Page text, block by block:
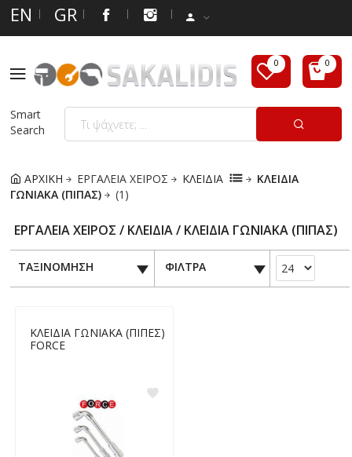
EN GR
Smart
Search
ΑΡΧΙΚΗ ΕΡΓΑΛΕΙΑ ΧΕΙΡΟΣ ΚΛΕΙΔΙΑ
ΚΛΕΙΔΙΑ
ΓΩΝΙΑΚΑ (ΠΙΠΑΣ)
(1)
ΕΡΓΑΛΕΙΑ ΧΕΙΡΟΣ / ΚΛΕΙΔΙΑ / ΚΛΕΙΔΙΑ ΓΩΝΙΑΚΑ (ΠΙΠΑΣ)
ΤΑΞΙΝΟΜΗΣΗ ΦΙΛΤΡΑ
ΚΛΕΙΔΙΑ ΓΩΝΙΑΚΑ (ΠΙΠΕΣ)
FORCE